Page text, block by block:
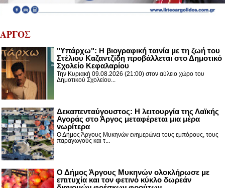
ΑΡΓΟΣ
"Υπάρχω": Η βιογραφική ταινία με τη ζωή του
Στέλιου Καζαντζίδη προβάλλεται στο Δημοτικό
Σχολείο Κεφαλαρίου
Την Κυριακή 09.08.2026 (21:00) στον αύλειο χώρο του
Δημοτικού Σχολείου...
Δεκαπενταύγουστος: H λειτουργία της Λαϊκής
Αγοράς στο Άργος μεταφέρεται μια μέρα
νωρίτερα
Ο Δήμος Άργους Μυκηνών ενημερώνει τους εμπόρους, τους
παραγωγούς και τ...
Ο Δήμος Άργους Μυκηνών ολοκλήρωσε με
επιτυχία και τον φετινό κύκλο δωρεάν